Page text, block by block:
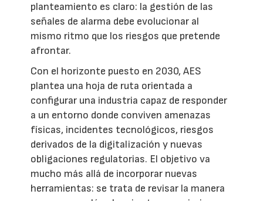
planteamiento es claro: la gestión de las
señales de alarma debe evolucionar al
mismo ritmo que los riesgos que pretende
afrontar.
Con el horizonte puesto en 2030, AES
plantea una hoja de ruta orientada a
configurar una industria capaz de responder
a un entorno donde conviven amenazas
físicas, incidentes tecnológicos, riesgos
derivados de la digitalización y nuevas
obligaciones regulatorias. El objetivo va
mucho más allá de incorporar nuevas
herramientas: se trata de revisar la manera